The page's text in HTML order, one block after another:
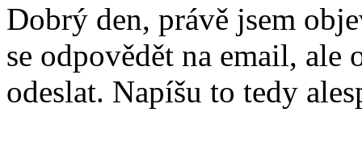
Dobrý den, právě jsem
se odpovědět na email, ale
odeslat. Napíšu to tedy